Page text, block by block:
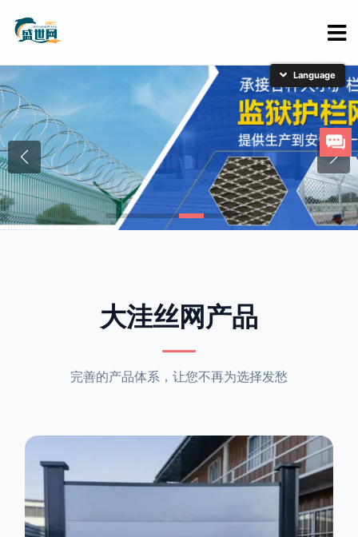
大洼丝网产品
完善的产品体系，让您不再为选择发愁
简体中文
English
日本語
한국어